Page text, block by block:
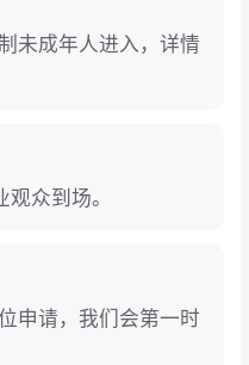
未成年人进入，详情
众到场。
申请，我们会第一时